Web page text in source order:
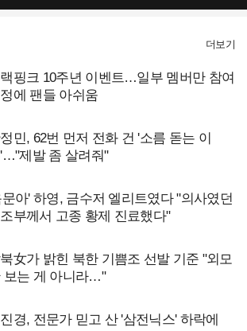
핑크 10주년 이벤트…일부 멤버만 참여
에 팬들 아쉬움
민, 62번 먼저 전화 건 '소름 돋는 이
제발 좀 살려줘"
아' 하영, 금수저 엘리트였다 "의사였던
부께서 고종 황제 진료했다"
女가 밝힌 북한 기쁨조 선발 기준 "외모
보는 게 아니라…"
경, 전문가 믿고 산 '삼전닉스' 하락에
더보기